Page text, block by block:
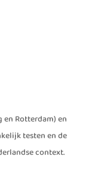
en Rotterdam) en
testen en de
context.